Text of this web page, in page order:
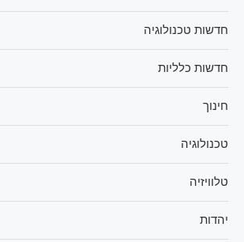
חדשות טכנולוגיה
חדשות כלליות
חינוך
טכנולוגיה
טלוויזיה
יהדות